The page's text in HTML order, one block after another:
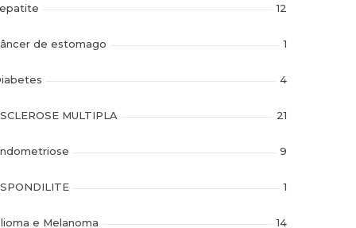
12
de estomago 1
4
MULTIPLA 21
9
1
e Melanoma 14